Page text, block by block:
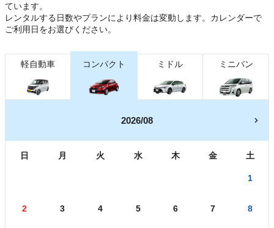
ています。
レンタルする日数やプランにより料金は変動します。カレンダーで
ご利用日をお選びください。
軽自動車 コンパクト ミドル ミニバン
2026/08
日 月 火 水 木 金 土
1
2 3 4 5 6 7 8